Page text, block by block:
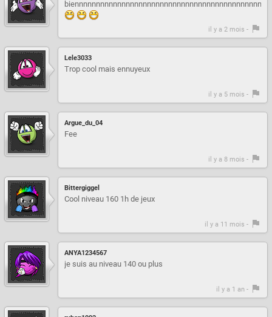
il y a 2 mois -
Lele3033
Trop cool mais ennuyeux
il y a 5 mois -
Argue_du_04
Fee
il y a 8 mois -
Bittergiggel
Cool niveau 160 1h de jeux
il y a 11 mois -
ANYA1234567
je suis au niveau 140 ou plus
il y a 1 an -